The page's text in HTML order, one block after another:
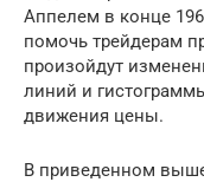
Аппелем в конце
помочь трейдерам
произойдут
линий и
движения цены.
В приведенном